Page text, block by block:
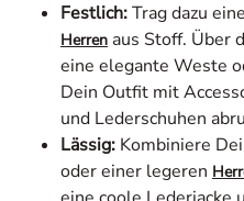
Festlich:Trag dazu
Herren aus Stoff. Über
eine elegante Weste
Dein Outfit mit
und Lederschuhen
Lässig: Kombiniere
oder einer legeren